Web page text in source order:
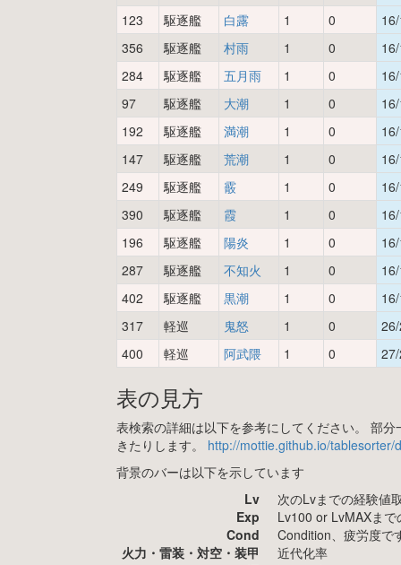
123
駆逐艦 白露 1 0
356
駆逐艦 村雨 1 0
284
駆逐艦 五月雨 1 0
97
駆逐艦 大潮 1 0
192
駆逐艦 満潮 1 0
147
駆逐艦 荒潮 1 0
249
駆逐艦 霰 1 0
390
駆逐艦 霞 1 0
196
駆逐艦 陽炎 1 0
287
駆逐艦 不知火 1 0
402
駆逐艦 黒潮 1 0
317
軽巡 鬼怒 1 0
400
軽巡 阿武隈 1 0
表の見方
表検索の詳細は以下を参考にしてください。 部
きたりします。 http://mottie.github.io/
背景のバーは以下を示しています
Lv
次のLvまでの経験値
Exp
Lv100 or LvMAXま
Cond
Condition、疲労度で
火力・雷装・対空・装甲
近代化率